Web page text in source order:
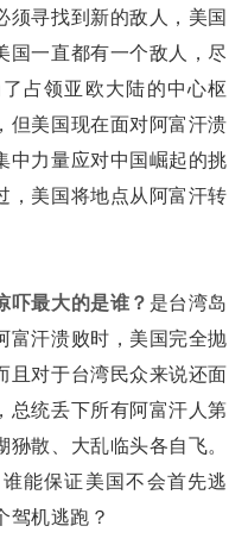
须寻找到新的敌人，美国
国一直都有一个敌人，尽
占领亚欧大陆的中心枢
但美国现在面对阿富汗溃
中力量应对中国崛起的挑
，美国将地点从阿富汗转
吓最大的是谁？ 是台湾岛
富汗溃败时，美国完全抛
且对于台湾民众来说还面
总统丢下所有阿富汗人第
散、大乱临头各自飞。
能保证美国不会首先逃
驾机逃跑？